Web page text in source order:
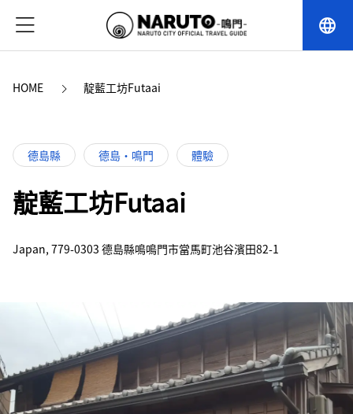
language
HOME 靛藍工坊Futaai
德島縣 德島・鳴門 體驗
靛藍工坊Futaai
Japan, 779-0303 德島縣鳴鳴門市當馬町池谷濱田82-1